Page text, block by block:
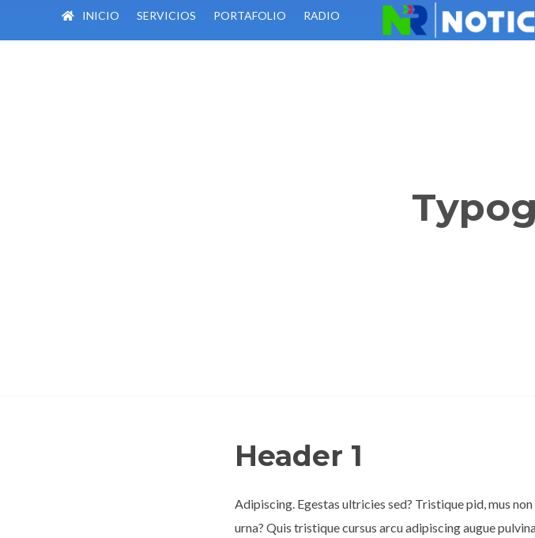
INICIO SERVICIOS PORTAFOLIO RADIO
Header 1
Adipiscing. Egestas ultricies sed? Tristique pid, mus
urna? Quis tristique cursus arcu adipiscing augue